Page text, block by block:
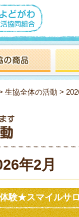
生協全体の活動 >
年2月
験★スマイルサ